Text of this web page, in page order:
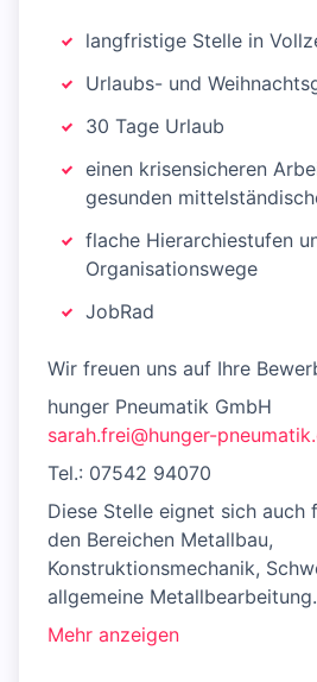
langfristige Stelle in
Urlaubs- und
30 Tage Urlaub
einen krisensicheren
gesunden
flache Hierarchiestufen
Organisationswege
JobRad
Wir freuen uns auf Ihre
hunger Pneumatik GmbH
sarah.frei@hunger-
Tel.: 07542 94070
Diese Stelle eignet sich auch
den Bereichen Metallbau,
Konstruktionsmechanik,
allgemeine Metallbearbeitung.
Mehr anzeigen